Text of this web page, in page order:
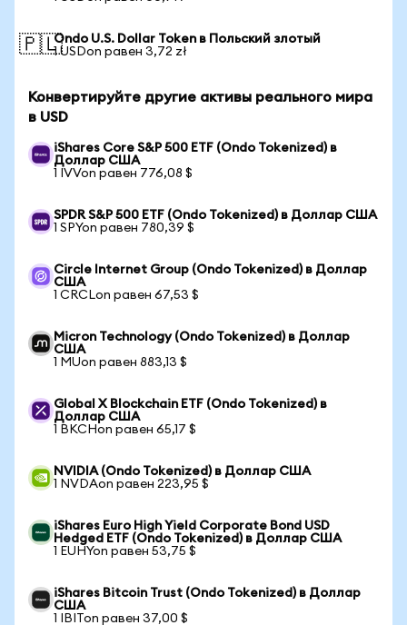
🇵🇱Ondo U.S. Dollar Token в Польский злотый
1 USDon равен 3,72 zł
Конвертируйте другие активы реального мира
в USD
iShares Core S&P 500 ETF (Ondo Tokenized) в
Доллар США
1 IVVon равен 776,08 $
SPDR S&P 500 ETF (Ondo Tokenized) в Доллар США
1 SPYon равен 780,39 $
Circle Internet Group (Ondo Tokenized) в Доллар
США
1 CRCLon равен 67,53 $
Micron Technology (Ondo Tokenized) в Доллар
США
1 MUon равен 883,13 $
Global X Blockchain ETF (Ondo Tokenized) в
Доллар США
1 BKCHon равен 65,17 $
NVIDIA (Ondo Tokenized) в Доллар США
1 NVDAon равен 223,95 $
iShares Euro High Yield Corporate Bond USD
Hedged ETF (Ondo Tokenized) в Доллар США
1 EUHYon равен 53,75 $
iShares Bitcoin Trust (Ondo Tokenized) в Доллар
США
1 IBITon равен 37,00 $